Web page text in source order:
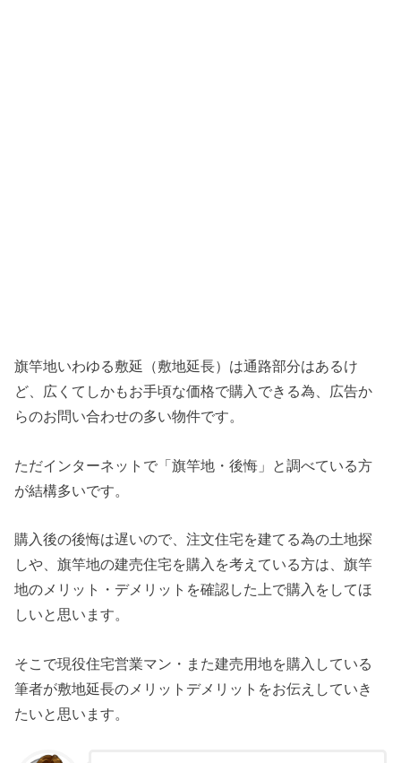
旗竿地いわゆる敷延（敷地延長）は通路部分はあるけ
ど、広くてしかもお手頃な価格で購入できる為、広告か
らのお問い合わせの多い物件です。
ただインターネットで「旗竿地・後悔」と調べている方
が結構多いです。
購入後の後悔は遅いので、注文住宅を建てる為の土地探
しや、旗竿地の建売住宅を購入を考えている方は、旗竿
地のメリット・デメリットを確認した上で購入をしてほ
しいと思います。
そこで現役住宅営業マン・また建売用地を購入している
筆者が敷地延長のメリットデメリットをお伝えしていき
たいと思います。